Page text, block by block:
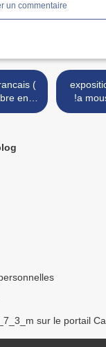
un commentaire
en
t1 )
!a
sur le portail